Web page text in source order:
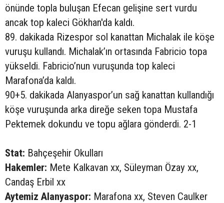
önünde topla buluşan Efecan gelişine sert vurdu
ancak top kaleci Gökhan'da kaldı.
89. dakikada Rizespor sol kanattan Michalak ile köşe
vuruşu kullandı. Michalak’ın ortasında Fabricio topa
yükseldi. Fabricio’nun vuruşunda top kaleci
Marafona’da kaldı.
90+5. dakikada Alanyaspor’un sağ kanattan kullandığı
köşe vuruşunda arka direğe seken topa Mustafa
Pektemek dokundu ve topu ağlara gönderdi. 2-1
Stat: Bahçeşehir Okulları
Hakemler: Mete Kalkavan xx, Süleyman Özay xx,
Candaş Erbil xx
Aytemiz Alanyaspor: Marafona xx, Steven Caulker